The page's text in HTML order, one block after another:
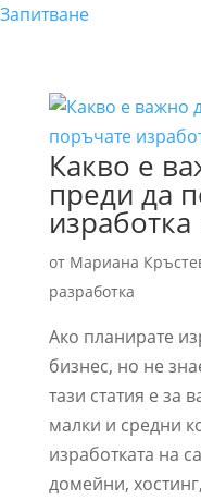
Запитване
Какво е
преди да
изработка
от Мариана
разработка
Ако планирате
бизнес, но не
тази статия е за
малки и средни
изработката на
домейни,